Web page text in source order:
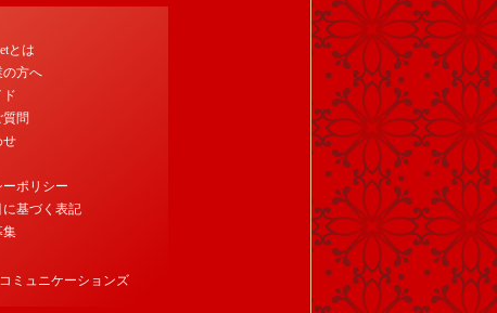
とは
の方へ
ド
質問
せ
ーポリシー
に基づく表記
集
ミュニケーションズ